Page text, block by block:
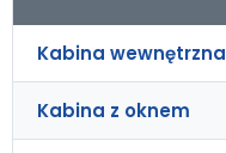
Kabina wewnętrzna
Kabina z oknem